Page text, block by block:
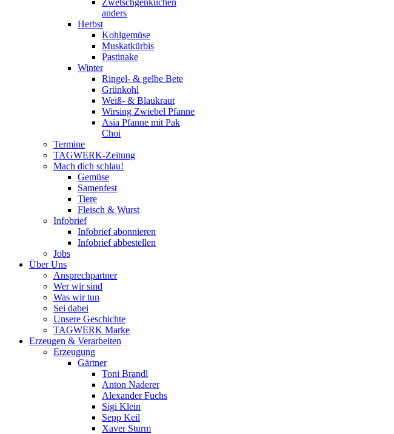
Zwetschgenkuchen
anders
Herbst
Kohlgemüse
Muskatkürbis
Pastinake
Winter
Ringel- & gelbe Bete
Grünkohl
Weiß- & Blaukraut
Wirsing Zwiebel Pfanne
Asia Pfanne mit Pak
Choi
Termine
TAGWERK-Zeitung
Mach dich schlau!
Gemüse
Samenfest
Tiere
Fleisch & Wurst
Infobrief
Infobrief abonnieren
Infobrief abbestellen
Jobs
Über Uns
Ansprechpartner
Wer wir sind
Was wir tun
Sei dabei
Unsere Geschichte
TAGWERK Marke
Erzeugen & Verarbeiten
Erzeugung
Gärtner
Toni Brandl
Anton Naderer
Alexander Fuchs
Sigi Klein
Sepp Keil
Xaver Sturm